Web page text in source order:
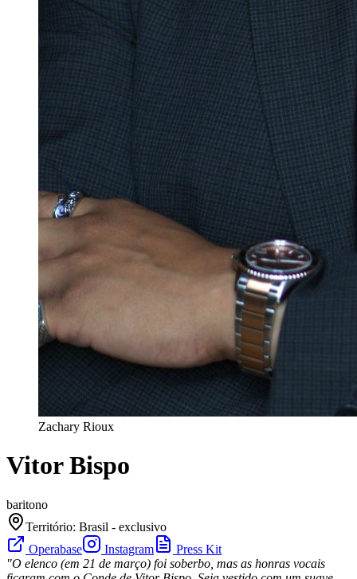
Zachary Rioux
Vitor Bispo
baritono
Território: Brasil - exclusivo
Operabase
Instagram
Press Kit
"O elenco (em 21 de março) foi soberbo, mas as honras vocais